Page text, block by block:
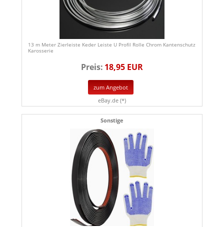
13 m Meter Zierleiste Keder Leiste U Profil Rolle Chrom Kantenschutz
Karosserie
Preis: 18,95 EUR
zum Angebot
eBay.de (*)
Sonstige